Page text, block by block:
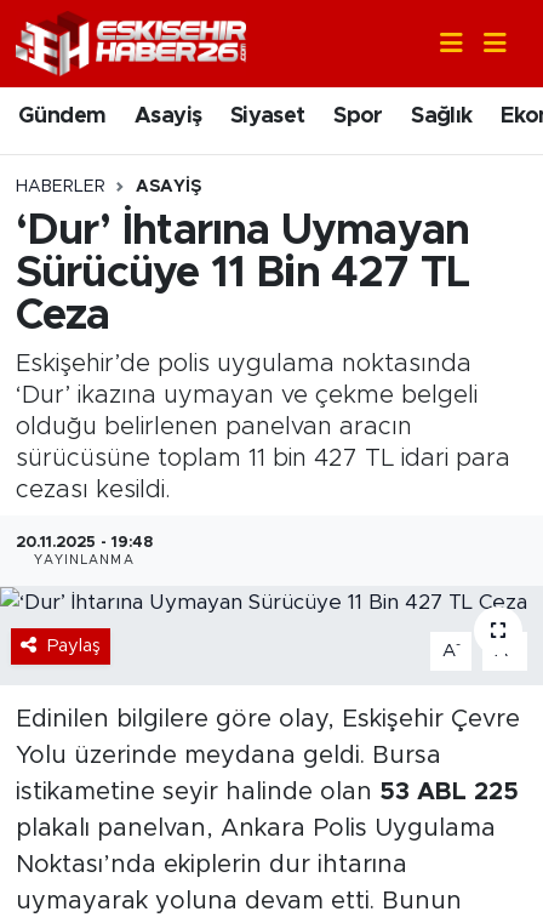
Gündem Asayiş Siyaset Spor Sağlık
HABERLER ASAYIŞ
‘Dur’ İhtarına Uymayan
Sürücüye 11 Bin 427 TL
Ceza
Eskişehir’de polis uygulama noktasında
‘Dur’ ikazına uymayan ve çekme belgeli
olduğu belirlenen panelvan aracın
sürücüsüne toplam 11 bin 427 TL idari para
cezası kesildi.
20.11.2025 - 19:48
YAYINLANMA
Paylaş A- A
Edinilen bilgilere göre olay, Eskişehir Çevre
Yolu üzerinde meydana geldi. Bursa
istikametine seyir halinde olan 53 ABL 225
plakalı panelvan, Ankara Polis Uygulama
Noktası’nda ekiplerin dur ihtarına
uymayarak yoluna devam etti. Bunun
Gündem
Asayiş
Siyaset
Spor
Ekonomi
Eğitim
Teknoloji
Magazin
Sektör
Nöbetçi Eczaneler
Hava Durumu
Trafik Durumu
Süper Lig Puan Durumu ve Fikstür
Son Dakika Haberleri
Haber Arşivi